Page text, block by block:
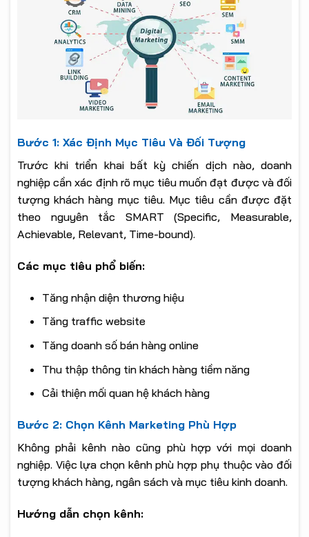
Bước 1: Xác Định Mục Tiêu Và Đối Tượng
Trước khi triển khai bất kỳ chiến dịch nào, doanh
nghiệp cần xác định rõ mục tiêu muốn đạt được và đối
tượng khách hàng mục tiêu. Mục tiêu cần được đặt
theo nguyên tắc SMART (Specific, Measurable,
Achievable, Relevant, Time-bound).
Các mục tiêu phổ biến:
Tăng nhận diện thương hiệu
Tăng traffic website
Tăng doanh số bán hàng online
Thu thập thông tin khách hàng tiềm năng
Cải thiện mối quan hệ khách hàng
Bước 2: Chọn Kênh Marketing Phù Hợp
Không phải kênh nào cũng phù hợp với mọi doanh
nghiệp. Việc lựa chọn kênh phù hợp phụ thuộc vào đối
tượng khách hàng, ngân sách và mục tiêu kinh doanh.
Hướng dẫn chọn kênh: